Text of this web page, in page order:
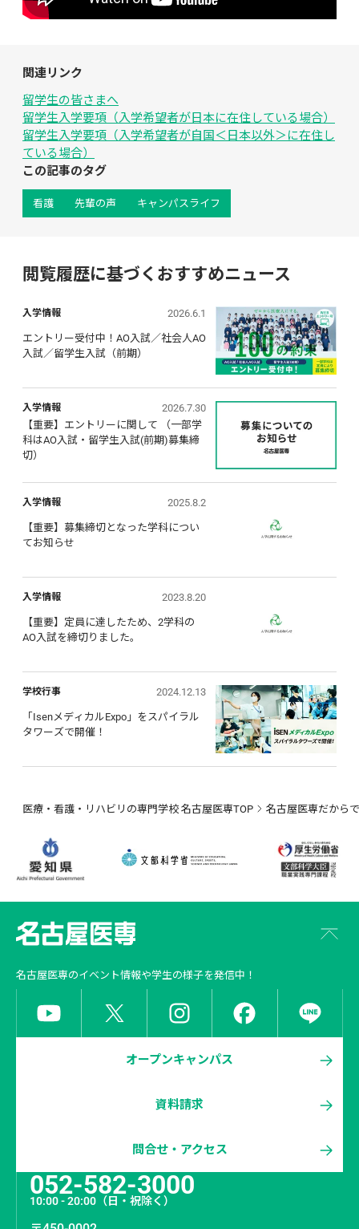
関連リンク
留学生の皆さまへ
留学生入学要項（入学希望者が日本に在住している場合）
留学生入学要項（入学希望者が自国＜日本以外＞に在住し
ている場合）
この記事のタグ
看護 先輩の声 キャンパスライフ
閲覧履歴に基づくおすすめニュース
入学情報 2026.6.1
エントリー受付中！AO入試／社会人AO
入試／留学生入試（前期）
入学情報
2026.7.30
【重要】エントリーに関して （一部学
科はAO入試・留学生入試(前期)募集締
切）
入学情報 2025.8.2
【重要】募集締切となった学科につい
てお知らせ
入学情報 2023.8.20
【重要】定員に達したため、2学科の
AO入試を締切りました。
学校行事 2024.12.13
「IsenメディカルExpo」をスパイラル
タワーズで開催！
医療・看護・リハビリの専門学校 名古屋医専TOP 名古屋医専だから
名古屋医専のイベント情報や学生の様子を発信中！
オープンキャンパス
資料請求
問合せ・アクセス
052-582-3000
10:00 - 20:00 （日・祝除く）